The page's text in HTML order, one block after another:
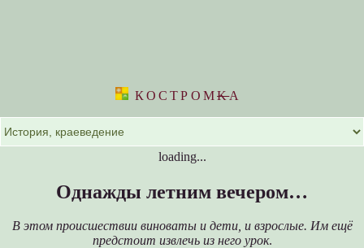
КОСТРОМKА
loading...
Однажды летним вечером…
В этом происшествии виноваты и дети, и взрослые. Им ещё
предстоит извлечь из него урок.